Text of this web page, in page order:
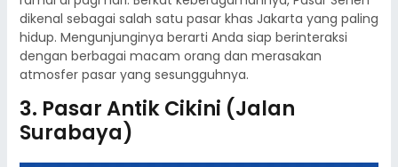
dikenal sebagai salah satu pasar khas Jakarta yang paling
hidup. Mengunjunginya berarti Anda siap berinteraksi
dengan berbagai macam orang dan merasakan
atmosfer pasar yang sesungguhnya.
3. Pasar Antik Cikini (Jalan
Surabaya)